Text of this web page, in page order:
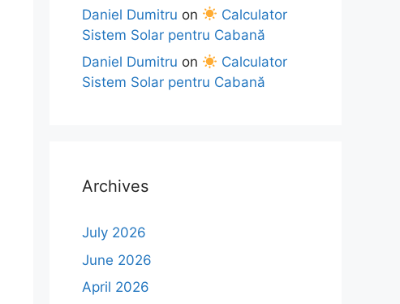
Daniel Dumitru on
Calculator
Sistem Solar pentru Cabană
Daniel Dumitru on
Calculator
Sistem Solar pentru Cabană
Archives
July 2026
June 2026
April 2026